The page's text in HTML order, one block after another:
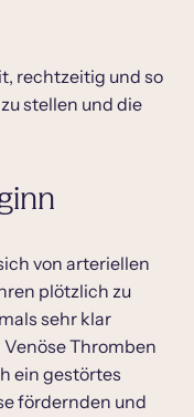
rechtzeitig und so
stellen und die
von arteriellen
plötzlich zu
sehr klar
Thromben
ein gestörtes
fördernden und